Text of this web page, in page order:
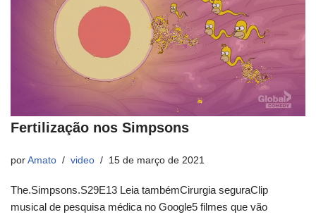
Fertilização nos Simpsons
por Amato video 15 de março de 2021
The.Simpsons.S29E13 Leia tambémCirurgia seguraClip
musical de pesquisa médica no Google5 filmes que vão